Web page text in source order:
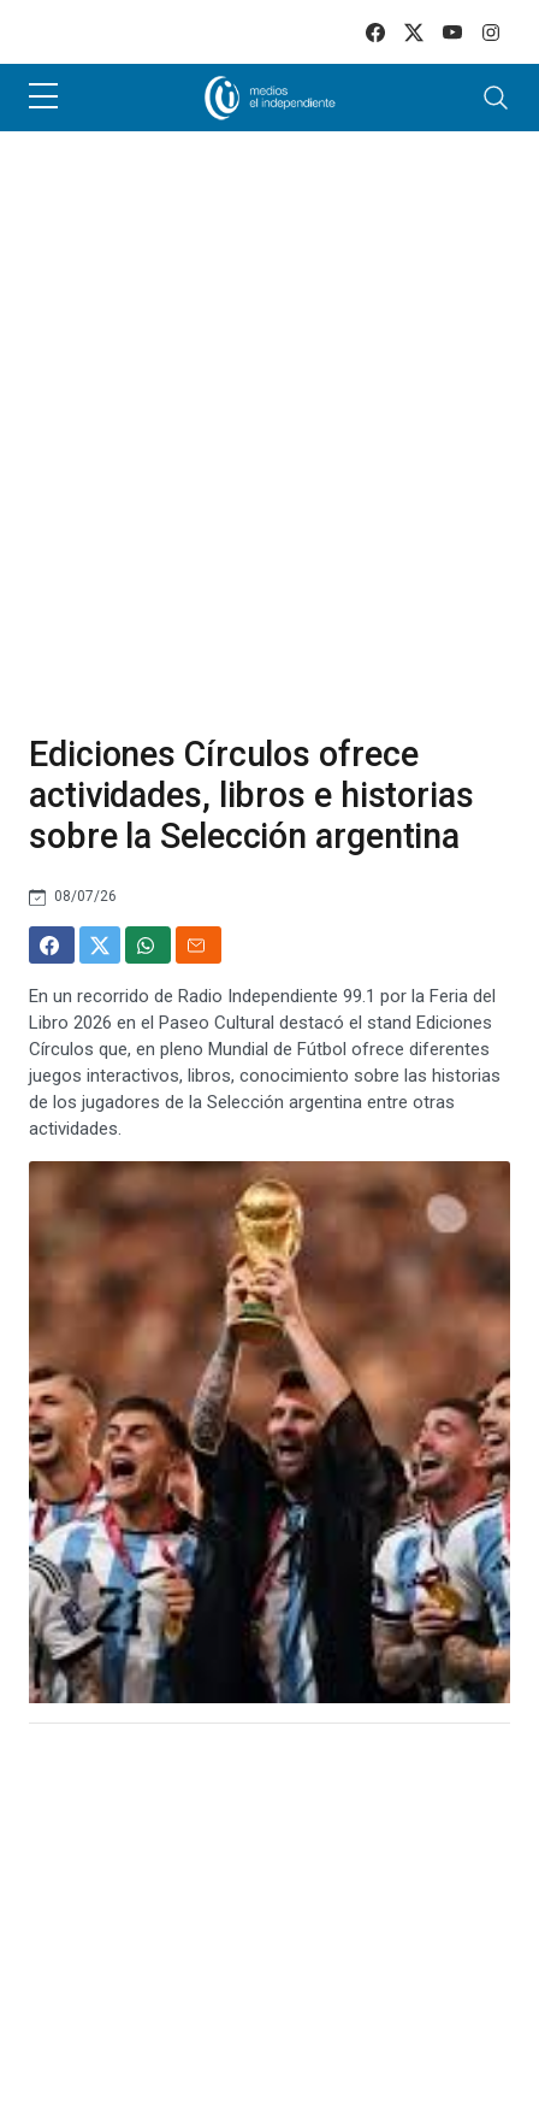
Ediciones Círculos ofrece
actividades, libros e historias
sobre la Selección argentina
08/07/26
En un recorrido de Radio Independiente 99.1 por la Feria del
Libro 2026 en el Paseo Cultural destacó el stand Ediciones
Círculos que, en pleno Mundial de Fútbol ofrece diferentes
juegos interactivos, libros, conocimiento sobre las historias
de los jugadores de la Selección argentina entre otras
actividades.